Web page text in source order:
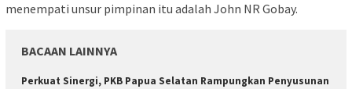
menempati unsur pimpinan itu adalah John NR Gobay.
BACAAN LAINNYA
Perkuat Sinergi, PKB Papua Selatan Rampungkan Penyusunan